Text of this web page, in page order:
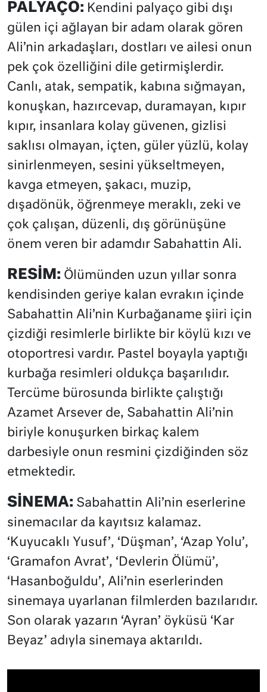
PALYAÇO: Kendini palyaço gibi dışı
gülen içi ağlayan bir adam olarak gören
Ali’nin arkadaşları, dostları ve ailesi onun
pek çok özelliğini dile getirmişlerdir.
Canlı, atak, sempatik, kabına sığmayan,
konuşkan, hazırcevap, duramayan, kıpır
kıpır, insanlara kolay güvenen, gizlisi
saklısı olmayan, içten, güler yüzlü, kolay
sinirlenmeyen, sesini yükseltmeyen,
kavga etmeyen, şakacı, muzip,
dışadönük, öğrenmeye meraklı, zeki ve
çok çalışan, düzenli, dış görünüşüne
önem veren bir adamdır Sabahattin Ali.
RESİM: Ölümünden uzun yıllar sonra
kendisinden geriye kalan evrakın içinde
Sabahattin Ali’nin Kurbağaname şiiri için
çizdiği resimlerle birlikte bir köylü kızı ve
otoportresi vardır. Pastel boyayla yaptığı
kurbağa resimleri oldukça başarılıdır.
Tercüme bürosunda birlikte çalıştığı
Azamet Arsever de, Sabahattin Ali’nin
biriyle konuşurken birkaç kalem
darbesiyle onun resmini çizdiğinden söz
etmektedir.
SİNEMA: Sabahattin Ali’nin eserlerine
sinemacılar da kayıtsız kalamaz.
‘Kuyucaklı Yusuf’, ‘Düşman’, ‘Azap Yolu’,
‘Gramafon Avrat’, ‘Devlerin Ölümü’,
‘Hasanboğuldu’, Ali’nin eserlerinden
sinemaya uyarlanan filmlerden bazılarıdır.
Son olarak yazarın ‘Ayran’ öyküsü ‘Kar
Beyaz’ adıyla sinemaya aktarıldı.